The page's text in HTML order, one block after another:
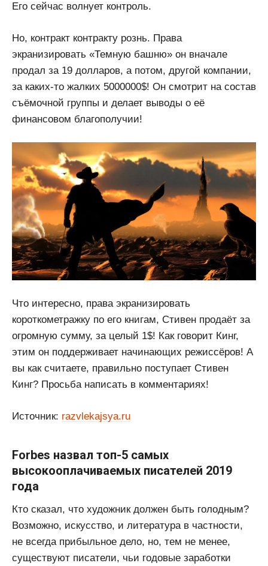
Его сейчас волнует контроль.
Но, контракт контракту рознь. Права
экранизировать «Темную башню» он вначале
продал за 19 долларов, а потом, другой компании,
за каких-то жалких 5000000$! Он смотрит на состав
съёмочной группы и делает выводы о её
финансовом благополучии!
Что интересно, права экранизировать
короткометражку по его книгам, Стивен продаёт за
огромную сумму, за целый 1$! Как говорит Кинг,
этим он поддерживает начинающих режиссёров! А
вы как считаете, правильно поступает Стивен
Кинг? Просьба написать в комментариях!
Источник: razvlekajsya.ru
Forbes назвал топ-5 самых
высокооплачиваемых писателей 2019
года
Кто сказал, что художник должен быть голодным?
Возможно, искусство, и литература в частности,
не всегда прибыльное дело, но, тем не менее,
существуют писатели, чьи годовые заработки